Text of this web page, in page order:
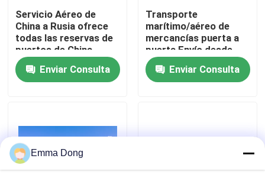
Control de calidad
Contacta con nosotros
servicios internacionales de la expedición de la carga
Obtención transfronteriza
Servicio Aéreo de
China a Rusia ofrece
todas las reservas de
puertos de China
Enviar Consulta
Transporte
marítimo/aéreo de
mercancías puerta a
puerta Envío desde
China al
mundo,transporte
internacional de
Enviar Consulta
Emma Dong